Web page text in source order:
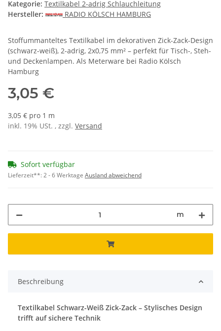
Kategorie: Textilkabel 2-adrig Schlauchleitung
Hersteller:
RADIO KÖLSCH HAMBURG
Stoffummanteltes Textilkabel im dekorativen Zick-Zack-Design
(schwarz-weiß), 2-adrig, 2x0,75 mm² – perfekt für Tisch-, Steh-
und Deckenlampen. Als Meterware bei Radio Kölsch
Hamburg
3,05 €
3,05 € pro 1 m
inkl. 19% USt. , zzgl. Versand
Sofort verfügbar
Lieferzeit**:2 - 6 Werktage Ausland abweichend
m
Beschreibung
Textilkabel Schwarz-Weiß Zick-Zack – Stylisches Design
trifft auf sichere Technik